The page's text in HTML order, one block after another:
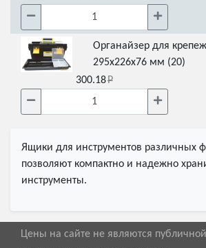
Органайзер для
295х226х76 мм (20)
300.18
Ящики для инструментов различных
позволяют компактно и надежно
инструменты.
Цены на сайте не являются